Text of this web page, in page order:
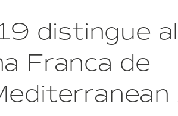
distingue al
Franca de
desarrollo
sostenible
la
Zona